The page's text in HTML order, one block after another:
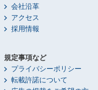
会社沿革
アクセス
採用情報
規定事項など
プライバシーポリシー
転載許諾について